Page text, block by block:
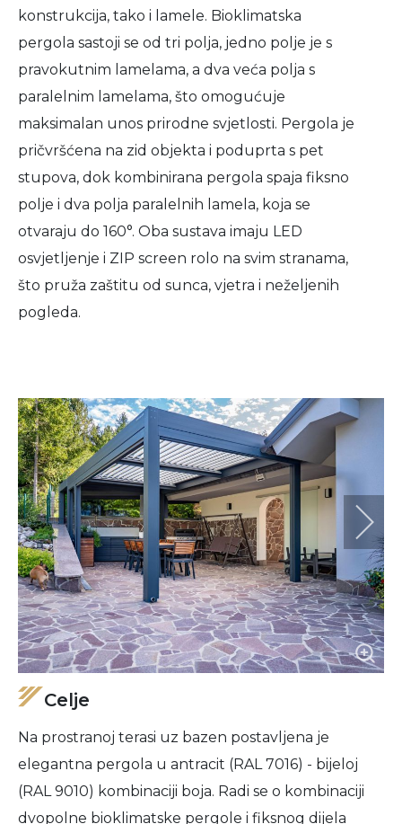
konstrukcija, tako i lamele. Bioklimatska
pergola sastoji se od tri polja, jedno polje je s
pravokutnim lamelama, a dva veća polja s
paralelnim lamelama, što omogućuje
maksimalan unos prirodne svjetlosti. Pergola je
pričvršćena na zid objekta i poduprta s pet
stupova, dok kombinirana pergola spaja fiksno
polje i dva polja paralelnih lamela, koja se
otvaraju do 160°. Oba sustava imaju LED
osvjetljenje i ZIP screen rolo na svim stranama,
što pruža zaštitu od sunca, vjetra i neželjenih
pogleda.
Celje
Na prostranoj terasi uz bazen postavljena je
elegantna pergola u antracit (RAL 7016) - bijeloj
(RAL 9010) kombinaciji boja. Radi se o kombinaciji
dvopolne bioklimatske pergole i fiksnog dijela